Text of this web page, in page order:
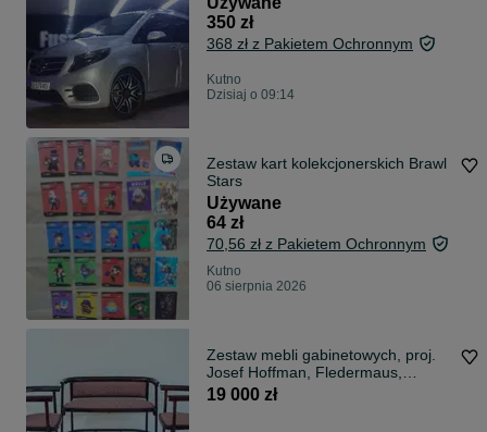
350 zł
368 zł z Pakietem Ochronnym
Kutno
Dzisiaj o 09:14
Zestaw kart kolekcjonerskich Brawl
Stars
Używane
64 zł
70,56 zł z Pakietem Ochronnym
Kutno
06 sierpnia 2026
Zestaw mebli gabinetowych, proj.
Josef Hoffman, Fledermaus,
Thonet
19 000 zł